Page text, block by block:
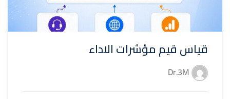
قياس قيم مؤشرات الاداء
Dr.3M
تذكر لي فقدت كلمة المرور الخاصة بك ؟